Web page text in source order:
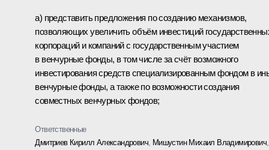
а) представить предложения по созданию механизмов,
позволяющих увеличить объём инвестиций
корпораций и компаний с государственным участием
в венчурные фонды, в том числе за счёт возможного
инвестирования средств специализированным фондом в
венчурные фонды, а также по возможности создания
совместных венчурных фондов;
Ответственные
Дмитриев Кирилл Александрович Мишустин Михаил Владимирович